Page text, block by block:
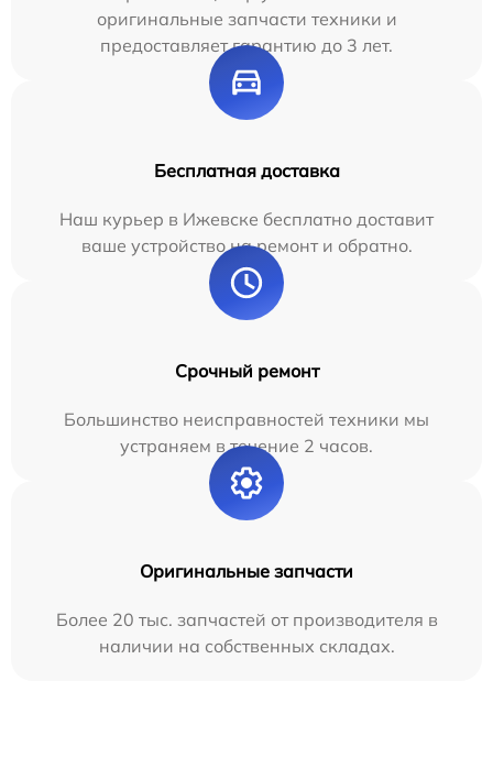
оригинальные запчасти техники и
предоставляет гарантию до 3 лет.
Бесплатная доставка
Наш курьер в Ижевске бесплатно доставит
ваше устройство на ремонт и обратно.
Срочный ремонт
Большинство неисправностей техники мы
устраняем в течение 2 часов.
Оригинальные запчасти
Более 20 тыс. запчастей от производителя в
наличии на собственных складах.